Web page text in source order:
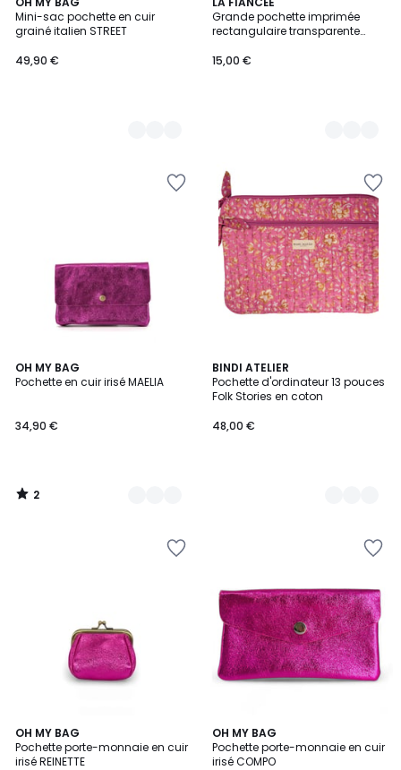
Mini-sac pochette en cuir
grainé italien STREET
49,90 €
24
Couleurs
Grande pochette imprimée
rectangulaire transparente
15,00 €
3
Couleurs
OH MY BAG
Pochette en cuir irisé MAELIA
34,90 €
2
/
13
Couleurs
2
/
BINDI ATELIER
Pochette d'ordinateur 13 pouces
Folk Stories en coton
48,00 €
3
Couleurs
OH MY BAG
Pochette porte-monnaie en cuir
irisé REINETTE
8
Couleurs
OH MY BAG
Pochette porte-monnaie en cuir
irisé COMPO
3,6
/ 5
29
Couleurs